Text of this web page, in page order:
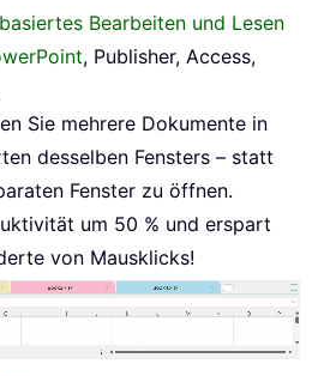
Bearbeiten und Lesen
, Publisher, Access,
Sie mehrere Dokumente in
desselben Fensters – statt
Fenster zu öffnen.
um 50 % und erspart
von Mausklicks!